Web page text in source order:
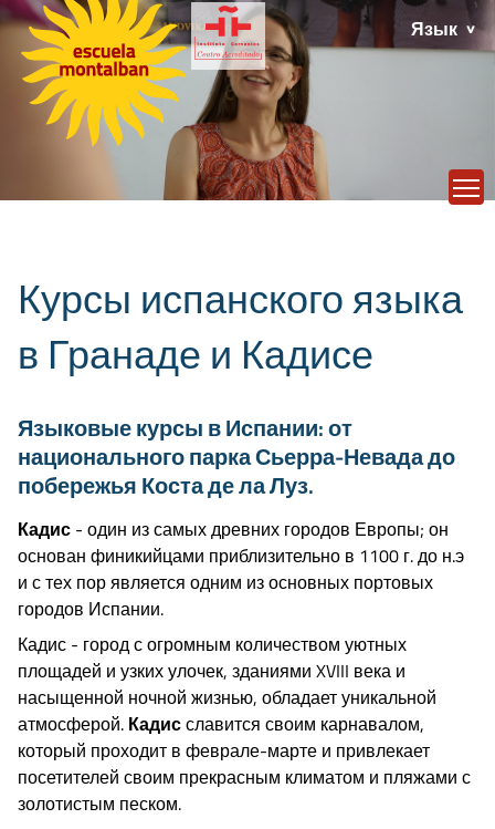
Язык
Курсы испанского языка
в Гранаде и Кадисе
Языковые курсы в Испании: от
национального парка Сьерра-Невада до
побережья Коста де ла Луз.
Кадис - один из самых древних городов Европы; он
основан финикийцами приблизительно в 1100 г. до н.э
и с тех пор является одним из основных портовых
городов Испании.
Кадис - город с огромным количеством уютных
площадей и узких улочек, зданиями XVIII века и
насыщенной ночной жизнью, обладает уникальной
атмосферой. Кадисславится своим карнавалом,
который проходит в феврале-марте и привлекает
посетителей своим прекрасным климатом и пляжами с
золотистым песком.